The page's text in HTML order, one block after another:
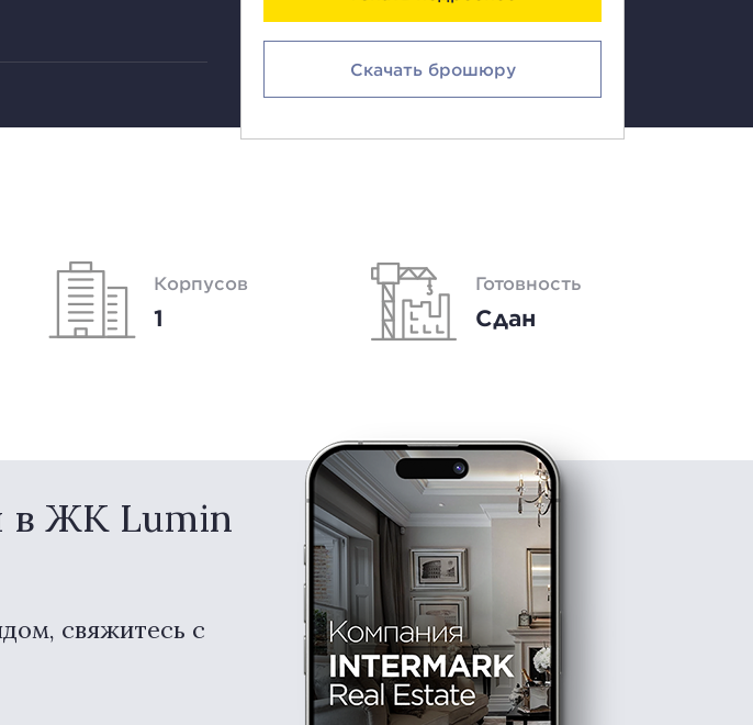
Скачать брошюру
Корпусов
1
Готовность
Сдан
в ЖК Lumin
свяжитесь с